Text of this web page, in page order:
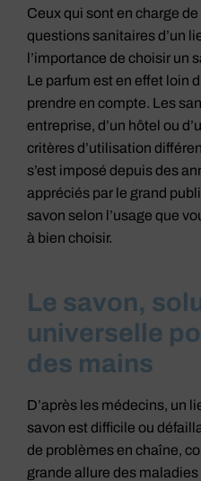
Ceux qui sont en charge
questions sanitaires d’un
l’importance de choisir un
Le parfum est en effet loin
prendre en compte. Les
entreprise, d’un hôtel ou
critères d’utilisation
s’est imposé depuis des
appréciés par le grand
savon selon l’usage que
à bien choisir.
Le savon,
universelle
des mains
D’après les médecins, un
savon est difficile ou
de problèmes en chaîne,
grande allure des